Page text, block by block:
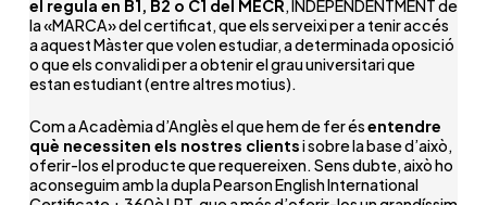
el regula en B1, B2 o C1 del MECR, INDEPENDENTMENT de
la «MARCA» del certificat, que els serveixi per a tenir accés
a aquest Màster que volen estudiar, a determinada oposició
o que els convalidi per a obtenir el grau universitari que
estan estudiant (entre altres motius).
Com a Acadèmia d’Anglès el que hem de fer ésentendre
què necessiten els nostres clientsi sobre la base d’això,
oferir-los el producte que requereixen. Sens dubte, això ho
aconseguim amb la dupla Pearson English International